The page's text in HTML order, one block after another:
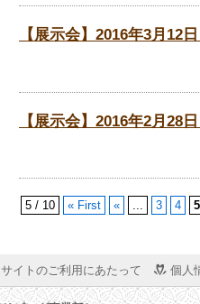
【展示会】2016年3月12
【展示会】2016年2月28
5 / 10 « First « ... 3 4 5
サイトのご利用にあたって 個人